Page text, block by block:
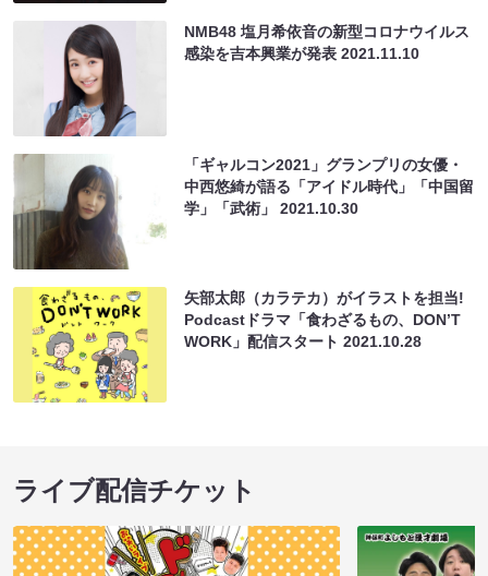
NMB48 塩月希依音の新型コロナウイルス
感染を吉本興業が発表2021.11.10
「ギャルコン2021」グランプリの女優・
中西悠綺が語る「アイドル時代」「中国留
学」「武術」2021.10.30
⽮部太郎（カラテカ）がイラストを担当!
Podcastドラマ「⾷わざるもの、DONʼT
WORK」配信スタート2021.10.28
ライブ配信チケット